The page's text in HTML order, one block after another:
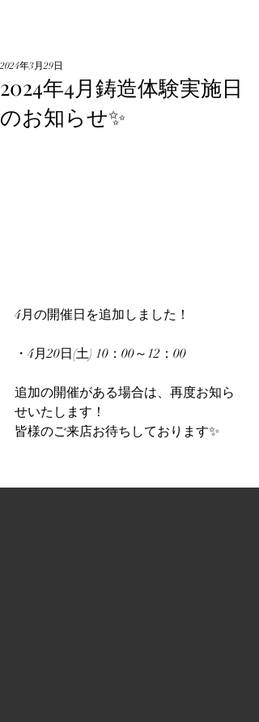
2024年4月鋳造体験実施日
のお知らせ✨
2024年3月29日
4月の開催日を追加しました！
・4月20日(土) 10：00～12：00
追加の開催がある場合は、再度お知ら
せいたします！
皆様のご来店お待ちしております✨